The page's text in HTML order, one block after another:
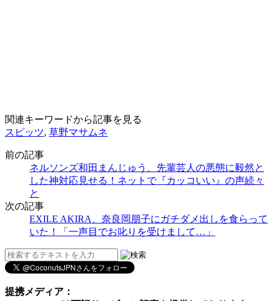
関連キーワードから記事を見る
スピッツ, 草野マサムネ
前の記事
ネルソンズ和田まんじゅう、先輩芸人の悪態に毅然と
した神対応見せる！ネットで『カッコいい』の声続々
と
次の記事
EXILE AKIRA、奈良岡朋子にガチダメ出しを食らって
いた！「一声目でお叱りを受けまして…」
提携メディア：